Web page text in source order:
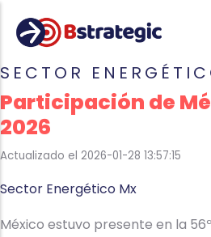
SECTOR
Participación de
2026
Actualizado el 2026-01-28 13:57:15
Sector Energético Mx
México estuvo presente en la